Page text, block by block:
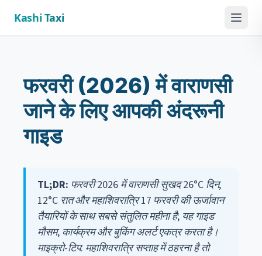
Kashi Taxi Menu
फरवरी (2026) में वाराणसी
जाने के लिए आपकी अंदरूनी
गाइड
TL;DR: फरवरी 2026 में वाराणसी सुखद 26°C दिन,
12°C रात और महाशिवरात्रि 17 फरवरी की ऊर्जावान
तैयारियों के साथ सबसे संतुलित महीना है; यह गाइड
मौसम, कार्यक्रम और बुकिंग अलर्ट एकत्र करता है।
माइक्रो-टिप: महाशिवरात्रि सप्ताह में ठहरना है तो